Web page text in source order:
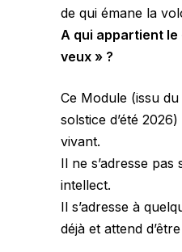
de qui émane la
A qui appartient le
veux » ?
Ce Module (issu
solstice d’été
vivant.
Il ne s’adresse
intellect.
Il s’adresse à
déjà et attend